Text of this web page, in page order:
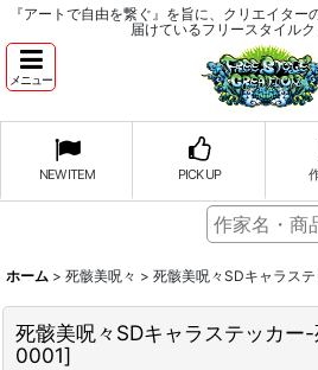
『アートで自由を繋ぐ』を旨に、クリエイタ
届けているフリースタイル
メニュー
NEW ITEM PICK UP
ホーム > 死骸美呪々 > 死骸美呪々SDキャラス
死骸美呪々SDキャラステッカー-
0001]